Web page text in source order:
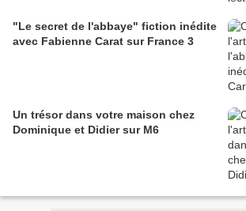
"Le secret de l'abbaye" fiction inédite
avec Fabienne Carat sur France 3
Un trésor dans votre maison chez
Dominique et Didier sur M6